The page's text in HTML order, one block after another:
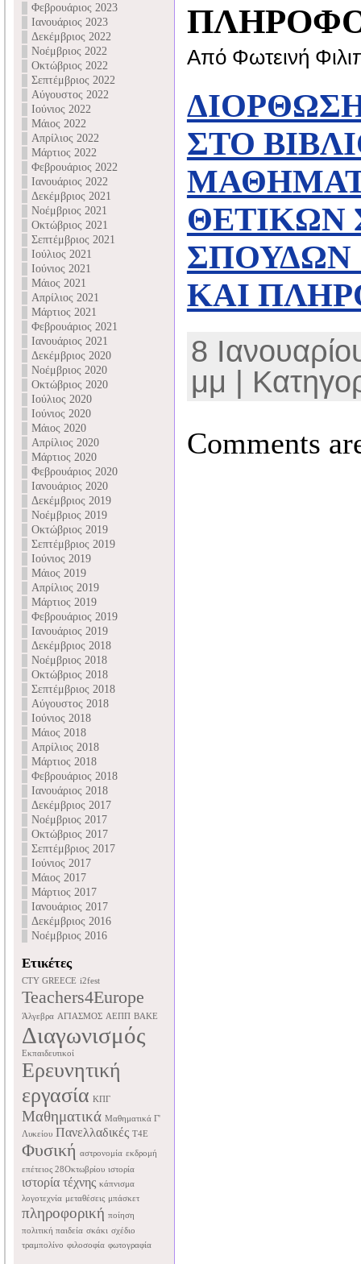
Φεβρουάριος 2023
Ιανουάριος 2023
Δεκέμβριος 2022
Νοέμβριος 2022
Οκτώβριος 2022
Σεπτέμβριος 2022
Αύγουστος 2022
Ιούνιος 2022
Μάιος 2022
Απρίλιος 2022
Μάρτιος 2022
Φεβρουάριος 2022
Ιανουάριος 2022
Δεκέμβριος 2021
Νοέμβριος 2021
Οκτώβριος 2021
Σεπτέμβριος 2021
Ιούλιος 2021
Ιούνιος 2021
Μάιος 2021
Απρίλιος 2021
Μάρτιος 2021
Φεβρουάριος 2021
Ιανουάριος 2021
Δεκέμβριος 2020
Νοέμβριος 2020
Οκτώβριος 2020
Ιούλιος 2020
Ιούνιος 2020
Μάιος 2020
Απρίλιος 2020
Μάρτιος 2020
Φεβρουάριος 2020
Ιανουάριος 2020
Δεκέμβριος 2019
Νοέμβριος 2019
Οκτώβριος 2019
Σεπτέμβριος 2019
Ιούνιος 2019
Μάιος 2019
Απρίλιος 2019
Μάρτιος 2019
Φεβρουάριος 2019
Ιανουάριος 2019
Δεκέμβριος 2018
Νοέμβριος 2018
Οκτώβριος 2018
Σεπτέμβριος 2018
Αύγουστος 2018
Ιούνιος 2018
Μάιος 2018
Απρίλιος 2018
Μάρτιος 2018
Φεβρουάριος 2018
Ιανουάριος 2018
Δεκέμβριος 2017
Νοέμβριος 2017
Οκτώβριος 2017
Σεπτέμβριος 2017
Ιούνιος 2017
Μάιος 2017
Μάρτιος 2017
Ιανουάριος 2017
Δεκέμβριος 2016
Νοέμβριος 2016
Ετικέτες
CTY GREECE i2fest
Teachers4Europe
Άλγεβρα ΑΓΙΑΣΜΟΣ ΑΕΠΠ ΒΑΚΕ
Διαγωνισμός
Εκπαιδευτικοί
Ερευνητική
εργασία ΚΠΓ
Μαθηματικά Μαθηματικά Γ'
Λυκείου Πανελλαδικές Τ4Ε
Φυσική αστρονομία εκδρομή
επέτειος 28Οκτωβρίου ιστορία
ιστορία τέχνης κάπνισμα
λογοτεχνία μεταθέσεις μπάσκετ
πληροφορική ποίηση
πολιτική παιδεία σκάκι σχέδιο
τραμπολίνο φιλοσοφία φωτογραφία
Από Φωτεινή
ΣΤΟ
ΘΕΤΙΚΩΝ
ΣΠΟΥΔΩΝ
ΚΑΙ
8
μμ |
Comments